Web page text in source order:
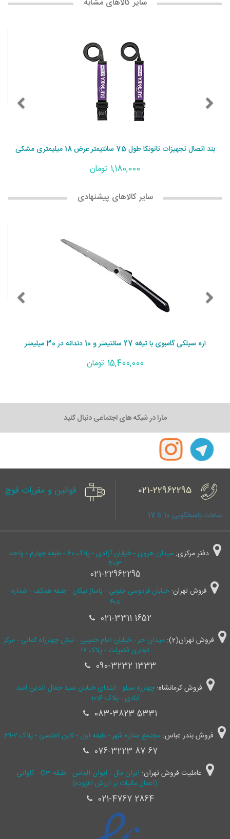
بند اتصال تجهیزات تاتونکا طول 75 سانتیمتر عرض 18 میلیمتری مشکی
1,180,000 تومان
سایر کالاهای پیشنهادی
اره سیلکی گامبوی با تیغه 27 سانتیمتر و 10 دندانه در 30 میلیمتر
15,400,000 تومان
مارا در شبکه های اجتماعی دنبال کنید
021-22962295
ساعات پاسخگویی 10 تا 17
قوانین و مقررات قوچ
دفتر مرکزی:
میدان هروی - خیابان آزادی - پلاک 60 - طبقه چهارم - واحد
403
021-22962295
فروش تهران: خیابان فردوسی جنوبی - پاساژ نیکان - طبقه همکف - شماره
۴۰۸
021-3311 1652
فروش تهران(2):
میدان حر - خیابان امام خمینی - نبش چهارراه کمالی - مرکز
تجاری فضیلت - پلاک ۱۷
090-3232 1333
فروش کرمانشاه:چهارره سیلو - ابتدای خیابان سید جمال ‌الدین اسد
آبادی - پلاک 1016
083-3823 5331
فروش بندر عباس: مجتمع ستاره شهر - طبقه اول - لاین اطلسی - پلاک 2-69
076-3223 87 67
عاملیت فروش تهران:
ایران مال - ایوان الماس - طبقه G3 - کاوانی
(اعمال مالیات بر ارزش افزوده)
021-4767 2864